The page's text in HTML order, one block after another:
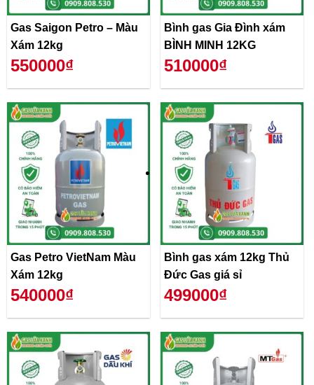
Gas Saigon Petro – Màu
Xám 12kg
550000₫
Bình gas Gia Đình xám
BÌNH MINH 12KG
510000₫
Gas Petro VietNam Màu
Xám 12kg
540000₫
Bình gas xám 12kg Thủ
Đức Gas giá sỉ
499000₫